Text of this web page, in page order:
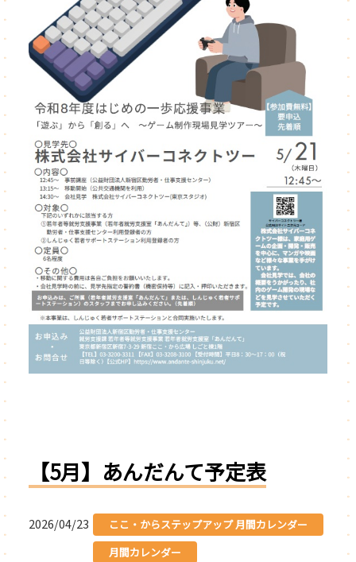
【5月】あんだんて予定表
2026/04/23
ここ・からステップアップ 月間カレンダー
月間カレンダー